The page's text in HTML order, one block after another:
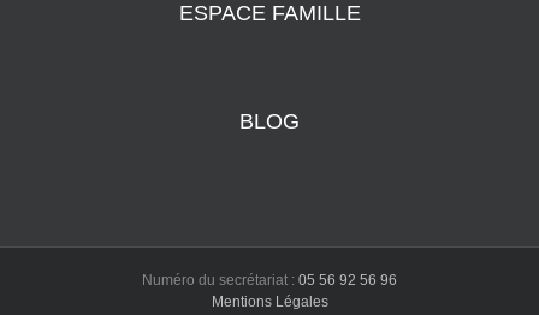
ESPACE FAMILLE
BLOG
Numéro du secrétariat : 05 56 92 56 96
Mentions Légales